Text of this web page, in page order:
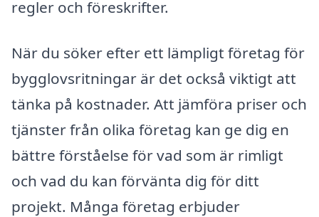
regler och föreskrifter.
När du söker efter ett lämpligt företag för
bygglovsritningar är det också viktigt att
tänka på kostnader. Att jämföra priser och
tjänster från olika företag kan ge dig en
bättre förståelse för vad som är rimligt
och vad du kan förvänta dig för ditt
projekt. Många företag erbjuder